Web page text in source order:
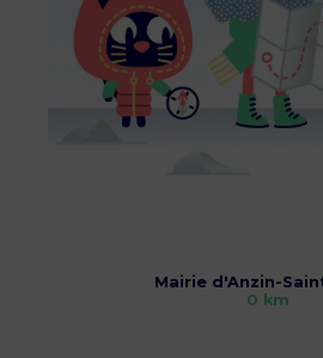
Mairie d'Anzin-
0 km